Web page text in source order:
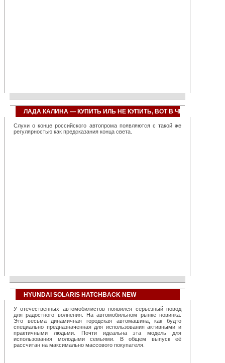
ЛАДА КАЛИНА — КУПИТЬ ИЛЬ НЕ КУПИТЬ, ВОТ В ЧЕМ ВОПРОС?
Слухи о конце российского автопрома появляются с такой же
регулярностью как предсказания конца света.
HYUNDAI SOLARIS HATCHBACK NEW
У отечественных автомобилистов появился серьезный повод
для радостного волнения. На автомобильном рынке новинка.
Это весьма динамичная городская автомашина, как будто
специально предназначенная для использования активными и
практичными людьми. Почти идеальна эта модель для
использования молодыми семьями. В общем выпуск её
рассчитан на максимально массового покупателя.